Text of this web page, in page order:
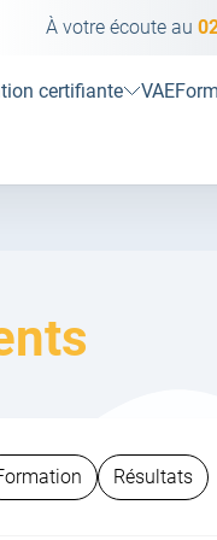
À votre écoute au
certifiante VAE
:
Résultats